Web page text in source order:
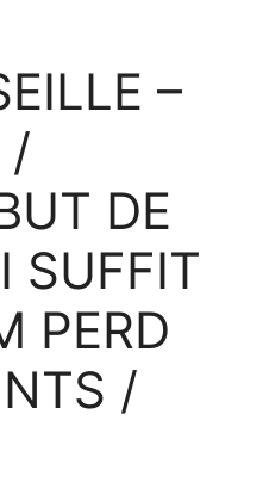
–
/
DE
SUFFIT
PERD
/